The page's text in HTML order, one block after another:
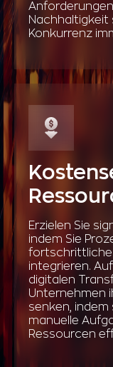
Nachhaltigkeit
Konkurrenz
Erzielen Sie
indem Sie
integrieren.
digitalen
Unternehmen
senken,
manuelle
Ressourcen